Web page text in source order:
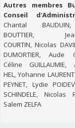
Autres membres
Conseil
Chantal
BOUTTIER,
COURTIN, Nicolas
DUMORTIER, Aude
Céline GUILLAUMIE,
HEL, Yohanne
PEYNET, Lydie
SCHINDELE, Nicolas
Salem ZELFA